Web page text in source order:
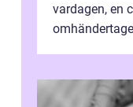
vardagen, en